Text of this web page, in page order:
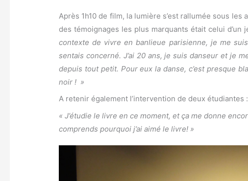
Après 1h10 de film, la lumière s’est rallumée sous
des témoignages les plus marquants était celui d’un
contexte de vivre en banlieue parisienne, je me
sentais concerné. J’ai 20 ans, je suis danseur et je
depuis tout petit. Pour eux la danse, c’est presque
noir ! »
A retenir également l’intervention de deux étudiantes :
« J’étudie le livre en ce moment, et ça me donne
comprends pourquoi j’ai aimé le livre! »